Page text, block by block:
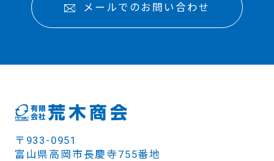
メールでのお問い合わせ
〒933-0951
富山県高岡市長慶寺755番地